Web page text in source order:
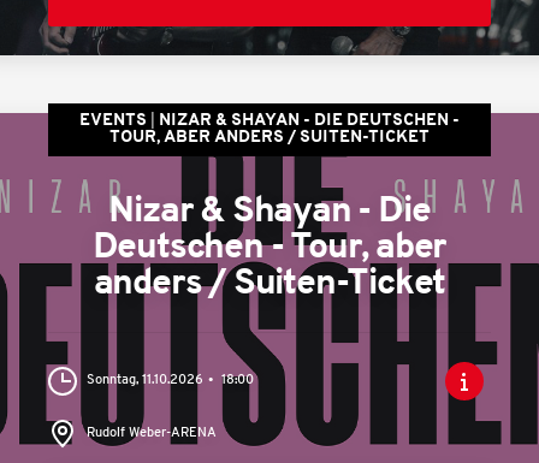
EVENTS
NIZAR & SHAYAN - DIE DEUTSCHEN -
TOUR, ABER ANDERS / SUITEN-TICKET
Nizar & Shayan - Die
Deutschen - Tour, aber
anders / Suiten-Ticket
Sonntag, 11.10.2026 18:00
Rudolf Weber-ARENA